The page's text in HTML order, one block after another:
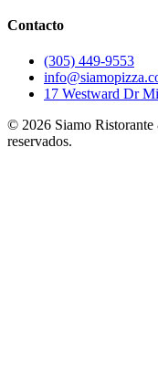
Contacto
(305) 449-9553
17 Westward Dr
© 2026 Siamo
reservados.